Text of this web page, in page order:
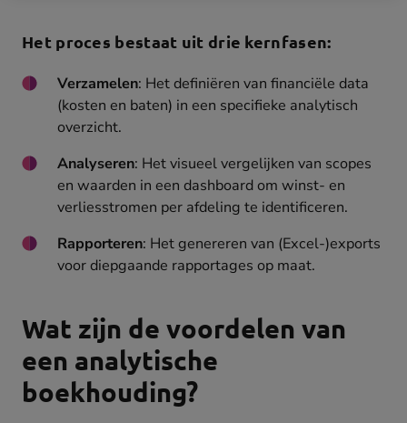
Het proces bestaat uit drie kernfasen:
Verzamelen: Het definiëren van financiële data
(kosten en baten) in een specifieke analytisch
overzicht.
Analyseren: Het visueel vergelijken van scopes
en waarden in een dashboard om winst- en
verliesstromen per afdeling te identificeren.
Rapporteren: Het genereren van (Excel-)exports
voor diepgaande rapportages op maat.
Wat zijn de voordelen van
een analytische
boekhouding?